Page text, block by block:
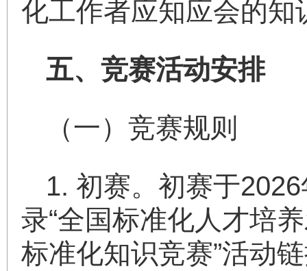
化工作者应知应会的知
五、竞赛活动安排
（一）竞赛规则
1. 初赛。初赛于
录“全国标准化人才培
标准化知识竞赛”活动